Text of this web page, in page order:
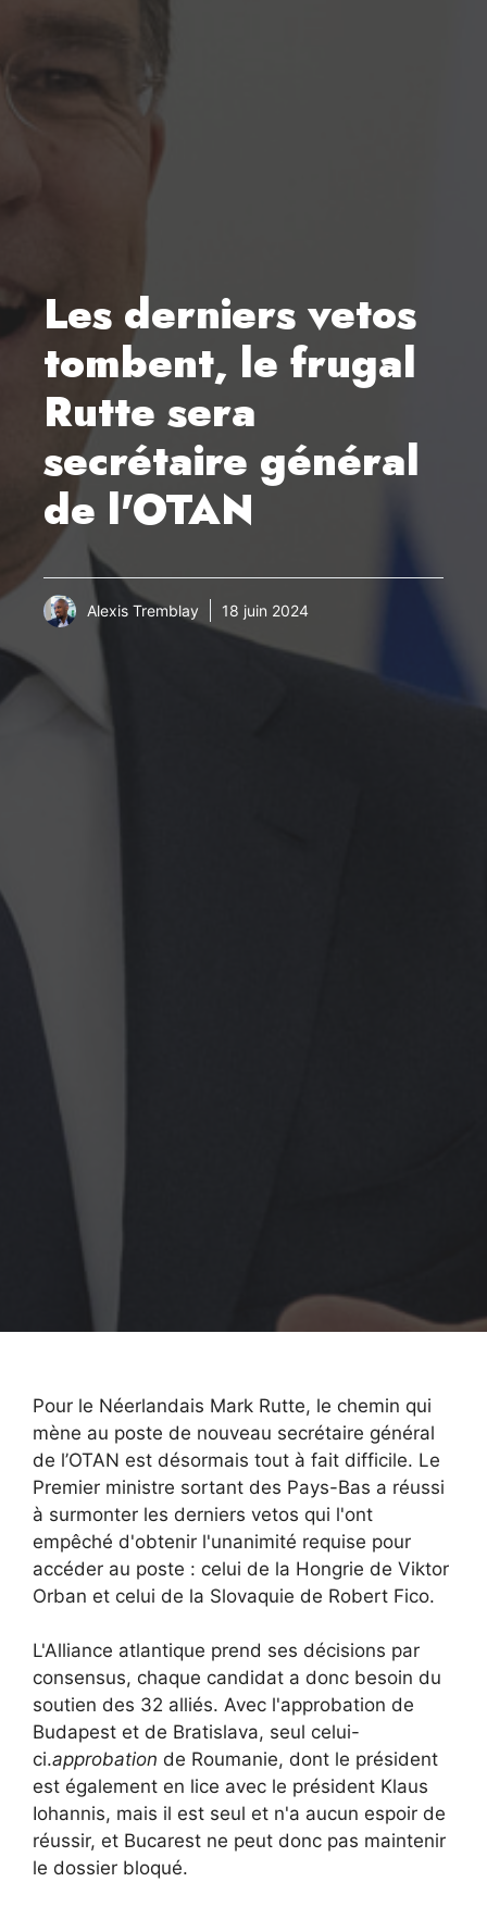
Les derniers vetos
tombent, le frugal
Rutte sera
secrétaire général
de l'OTAN
Alexis Tremblay 18 juin 2024
Pour le Néerlandais Mark Rutte, le chemin qui
mène au poste de nouveau secrétaire général
de l’OTAN est désormais tout à fait difficile. Le
Premier ministre sortant des Pays-Bas a réussi
à surmonter les derniers vetos qui l'ont
empêché d'obtenir l'unanimité requise pour
accéder au poste : celui de la Hongrie de Viktor
Orban et celui de la Slovaquie de Robert Fico.
L'Alliance atlantique prend ses décisions par
consensus, chaque candidat a donc besoin du
soutien des 32 alliés. Avec l'approbation de
Budapest et de Bratislava, seul celui-
ci.approbation de Roumanie, dont le président
est également en lice avec le président Klaus
Iohannis, mais il est seul et n'a aucun espoir de
réussir, et Bucarest ne peut donc pas maintenir
le dossier bloqué.